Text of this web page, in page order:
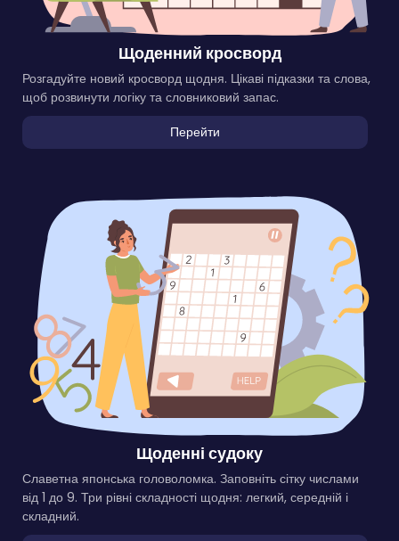
Щоденний кросворд
Розгадуйте новий кросворд щодня. Цікаві підказки та слова,
щоб розвинути логіку та словниковий запас.
Перейти
Щоденні судоку
Славетна японська головоломка. Заповніть сітку числами
від 1 до 9. Три рівні складності щодня: легкий, середній і
складний.